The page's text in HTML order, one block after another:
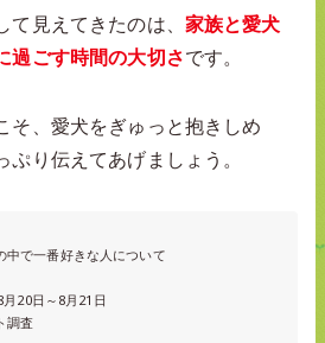
見えてきたのは、 家族と愛犬
過ごす時間の大切さです。
そ、愛犬をぎゅっと抱きしめ
り伝えてあげましょう。
中で一番好きな人について
20日～8月21日
調査